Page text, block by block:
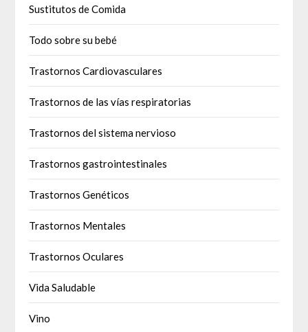
Sustitutos de Comida
Todo sobre su bebé
Trastornos Cardiovasculares
Trastornos de las vías respiratorias
Trastornos del sistema nervioso
Trastornos gastrointestinales
Trastornos Genéticos
Trastornos Mentales
Trastornos Oculares
Vida Saludable
Vino